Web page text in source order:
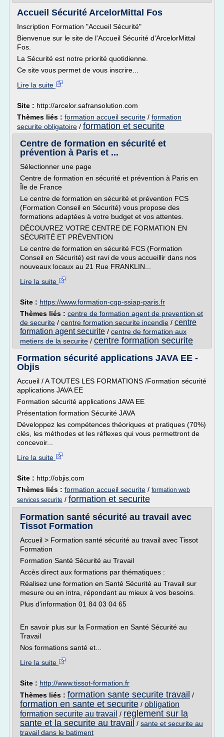
Accueil Sécurité ArcelorMittal Fos
Inscription Formation "Accueil Sécurité"
Bienvenue sur le site de l'Accueil Sécurité d'ArcelorMittal
Fos.
La Sécurité est notre priorité quotidienne.
Ce site vous permet de vous inscrire...
Lire la suite
Site : http://arcelor.safransolution.com
Thèmes liés : formation accueil securite / formation
securite obligatoire / formation et securite
Centre de formation en sécurité et
prévention à Paris et ...
Sélectionner une page
Centre de formation en sécurité et prévention à Paris en
Île de France
Le centre de formation en sécurité et prévention FCS
(Formation Conseil en Sécurité) vous propose des
formations adaptées à votre budget et vos attentes.
DÉCOUVREZ VOTRE CENTRE DE FORMATION EN
SÉCURITÉ ET PRÉVENTION
Le centre de formation en sécurité FCS (Formation
Conseil en Sécurité) est ravi de vous accueillir dans nos
nouveaux locaux au 21 Rue FRANKLIN...
Lire la suite
Site : https://www.formation-cqp-ssiap-paris.fr
Thèmes liés : centre de formation agent de prevention et
de securite / centre formation securite incendie / centre
formation agent securite / centre de formation aux
metiers de la securite / centre formation securite
Formation sécurité applications JAVA EE -
Objis
Accueil / A TOUTES LES FORMATIONS /Formation sécurité
applications JAVA EE
Formation sécurité applications JAVA EE
Présentation formation Sécurité JAVA
Développez les compétences théoriques et pratiques (70%)
clés, les méthodes et les réflexes qui vous permettront de
concevoir...
Lire la suite
Site : http://objis.com
Thèmes liés : formation accueil securite / formation web
services securite / formation et securite
Formation santé sécurité au travail avec
Tissot Formation
Accueil > Formation santé sécurité au travail avec Tissot
Formation
Formation Santé Sécurité au Travail
Accès direct aux formations par thématiques :
Réalisez une formation en Santé Sécurité au Travail sur
mesure ou en intra, répondant au mieux à vos besoins.
Plus d'information 01 84 03 04 65
En savoir plus sur la Formation en Santé Sécurité au
Travail
Nos formations santé et...
Lire la suite
Site : http://www.tissot-formation.fr
Thèmes liés : formation sante securite travail /
formation en sante et securite / obligation
formation securite au travail / reglement sur la
sante et la securite au travail / sante et securite au
travail dans le batiment